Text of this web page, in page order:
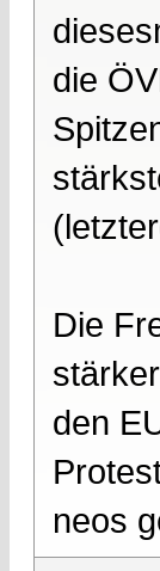
die
Die
den
neos